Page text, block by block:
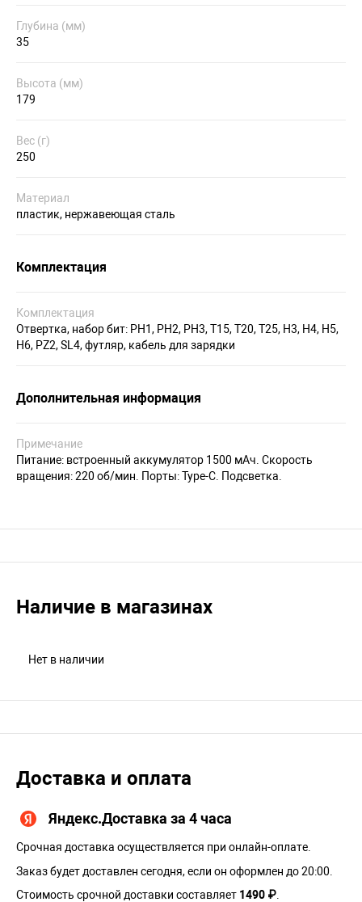
Глубина (мм)
35
Высота (мм)
179
Вес (г)
250
Материал
пластик, нержавеющая сталь
Комплектация
Комплектация
Отвертка, набор бит: PH1, PH2, PH3, T15, T20, T25, H3, H4, H5,
H6, PZ2, SL4, футляр, кабель для зарядки
Дополнительная информация
Примечание
Питание: встроенный аккумулятор 1500 мАч. Скорость
вращения: 220 об/мин. Порты: Type-C. Подсветка.
Наличие в магазинах
Нет в наличии
Доставка и оплата
Яндекс.Доставка за 4 часа
Срочная доставка осуществляется при онлайн-оплате.
Заказ будет доставлен сегодня, если он оформлен до 20:00.
Стоимость срочной доставки составляет 1490 ₽